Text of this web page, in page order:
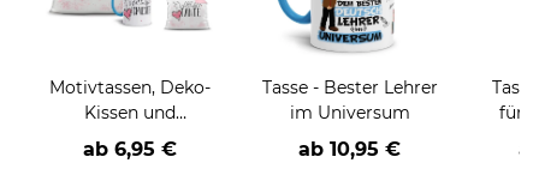
Motivtassen, Deko-
Kissen und
Geschenke-Sets für
die Familie
ab 6,95 €
Tasse - Bester Lehrer
im Universum
ab 10,95 €
für